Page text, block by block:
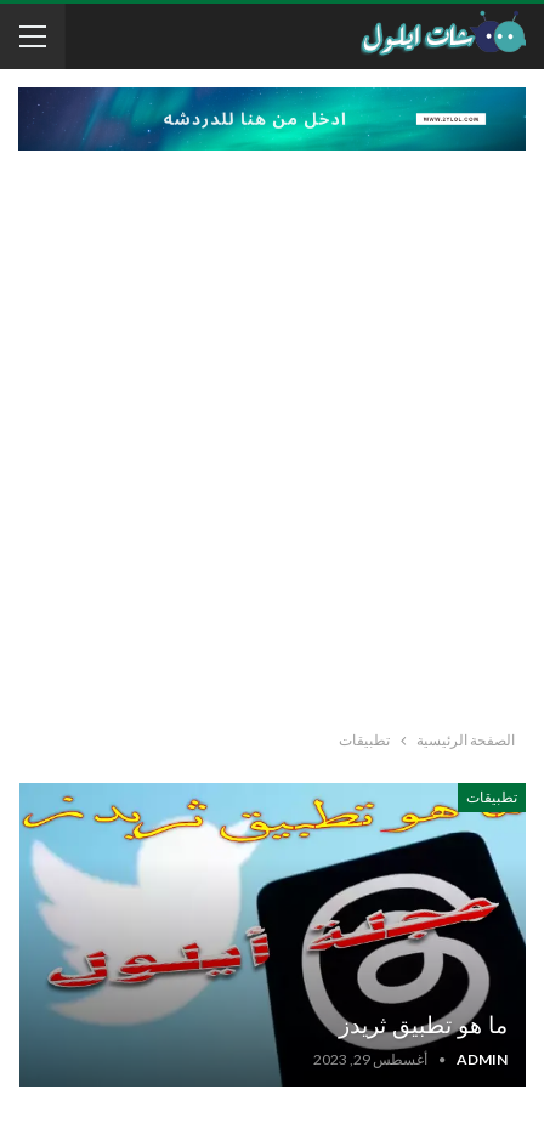
الصفحة الرئيسية تطبيقات
تطبيقات
ما هو تطبيق ثريدز
ADMIN أغسطس 29, 2023